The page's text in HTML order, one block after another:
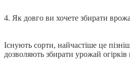
4. Як довго ви хочете збирати
Існують сорти, найчастіше це
дозволяють збирати урожай огірків